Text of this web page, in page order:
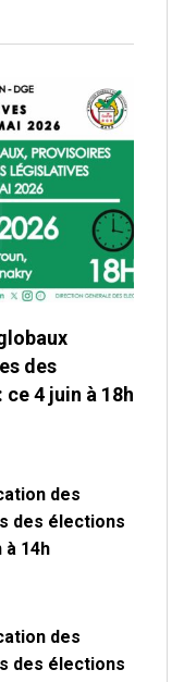
des
4 juin à 18h
des
des élections
à 14h
des
des élections